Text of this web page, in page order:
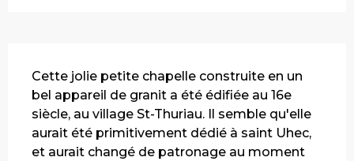
Cette jolie petite chapelle construite en un
bel appareil de granit a été édifiée au 16e
siècle, au village St-Thuriau. Il semble qu'elle
aurait été primitivement dédié à saint Uhec,
et aurait changé de patronage au moment